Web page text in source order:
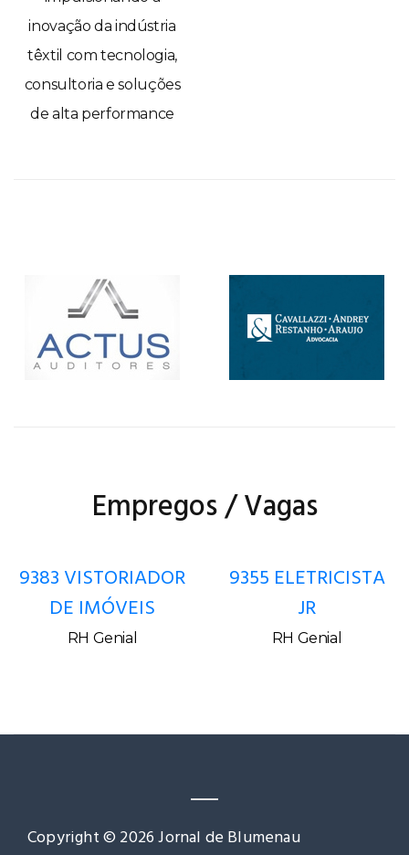
inovação da indústria
têxtil com tecnologia,
consultoria e soluções
de alta performance
Empregos / Vagas
9383 VISTORIADOR
DE IMÓVEIS
RH Genial
9355 ELETRICISTA
JR
RH Genial
Copyright © 2026 Jornal de Blumenau